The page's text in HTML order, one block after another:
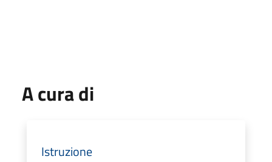
A cura di
Istruzione